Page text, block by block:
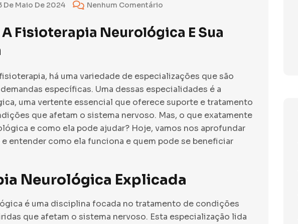
De Maio De 2024 Nenhum Comentário
Fisioterapia Neurológica E Sua
há uma variedade de especializações que são
específicas. Uma dessas especialidades é a
uma vertente essencial que oferece suporte e tratamento
que afetam o sistema nervoso. Mas, o que exatamente
e como ela pode ajudar? Hoje, vamos nos aprofundar
entender como ela funciona e quem pode se beneficiar
Neurológica Explicada
é uma disciplina focada no tratamento de condições
que afetam o sistema nervoso. Esta especialização lida